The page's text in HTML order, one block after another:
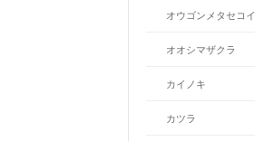
オウゴンメタセコ
オオシマザクラ
カイノキ
カツラ